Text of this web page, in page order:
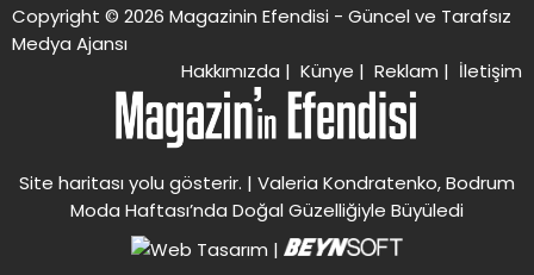
Copyright © 2026 Magazinin Efendisi - Güncel ve Tarafsız
Medya Ajansı
Hakkımızda | Künye | Reklam | İletişim
Site haritası yolu gösterir. | Valeria Kondratenko, Bodrum
Moda Haftası’nda Doğal Güzelliğiyle Büyüledi
|